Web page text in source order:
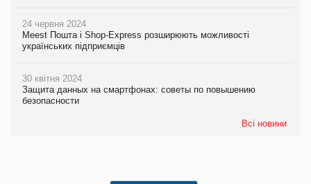
24 червня 2024
Meest Пошта і Shop-Express розширюють можливості
українських підприємців
30 квітня 2024
Защита данных на смартфонах: советы по повышению
безопасности
Всі новини